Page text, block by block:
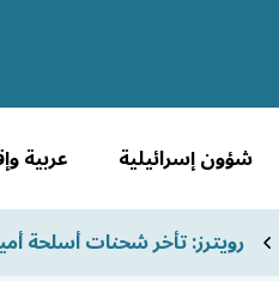
شؤون إسرائيلية عربية
رويترز: تأخر شحنات أسلحة